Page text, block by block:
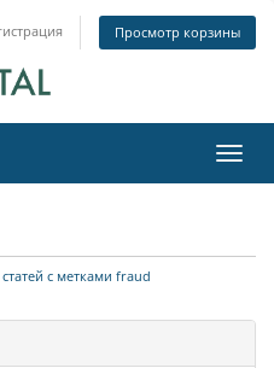
Просмотр корзины
с метками fraud